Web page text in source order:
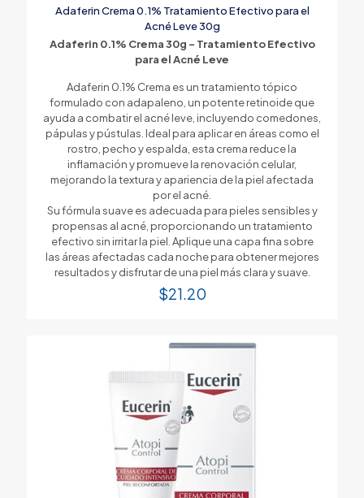
Adaferin Crema 0.1% Tratamiento Efectivo para el
Acné Leve 30g
Adaferin 0.1% Crema 30g – Tratamiento Efectivo
para el Acné Leve
Adaferin 0.1% Crema es un tratamiento tópico
formulado con adapaleno, un potente retinoide que
ayuda a combatir el acné leve, incluyendo comedones,
pápulas y pústulas. Ideal para aplicar en áreas como el
rostro, pecho y espalda, esta crema reduce la
inflamación y promueve la renovación celular,
mejorando la textura y apariencia de la piel afectada
por el acné.
Su fórmula suave es adecuada para pieles sensibles y
propensas al acné, proporcionando un tratamiento
efectivo sin irritar la piel. Aplique una capa fina sobre
las áreas afectadas cada noche para obtener mejores
resultados y disfrutar de una piel más clara y suave.
$21.20